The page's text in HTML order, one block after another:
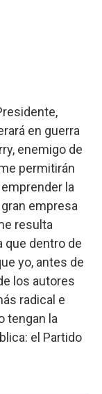
en guerra
enemigo de
permitirán
la
empresa
resulta
que dentro de
yo, antes de
los autores
radical e
tengan la
el Partido